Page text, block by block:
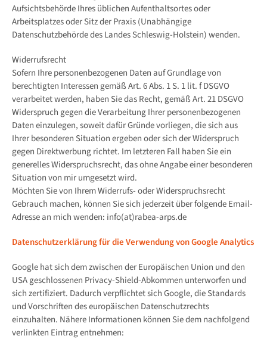
Aufsichtsbehörde Ihres üblichen Aufenthaltsortes oder
Arbeitsplatzes oder Sitz der Praxis (Unabhängige
Datenschutzbehörde des Landes Schleswig-Holstein) wenden.
Widerrufsrecht
Sofern Ihre personenbezogenen Daten auf Grundlage von
berechtigten Interessen gemäß Art. 6 Abs. 1 S. 1 lit. f DSGVO
verarbeitet werden, haben Sie das Recht, gemäß Art. 21 DSGVO
Widerspruch gegen die Verarbeitung Ihrer personenbezogenen
Daten einzulegen, soweit dafür Gründe vorliegen, die sich aus
Ihrer besonderen Situation ergeben oder sich der Widerspruch
gegen Direktwerbung richtet. Im letzteren Fall haben Sie ein
generelles Widerspruchsrecht, das ohne Angabe einer besonderen
Situation von mir umgesetzt wird.
Möchten Sie von Ihrem Widerrufs- oder Widerspruchsrecht
Gebrauch machen, können Sie sich jederzeit über folgende Email-
Adresse an mich wenden: info(at)rabea-arps.de
Datenschutzerklärung für die Verwendung von Google Analytics
Google hat sich dem zwischen der Europäischen Union und den
USA geschlossenen Privacy-Shield-Abkommen unterworfen und
sich zertifiziert. Dadurch verpflichtet sich Google, die Standards
und Vorschriften des europäischen Datenschutzrechts
einzuhalten. Nähere Informationen können Sie dem nachfolgend
verlinkten Eintrag entnehmen: